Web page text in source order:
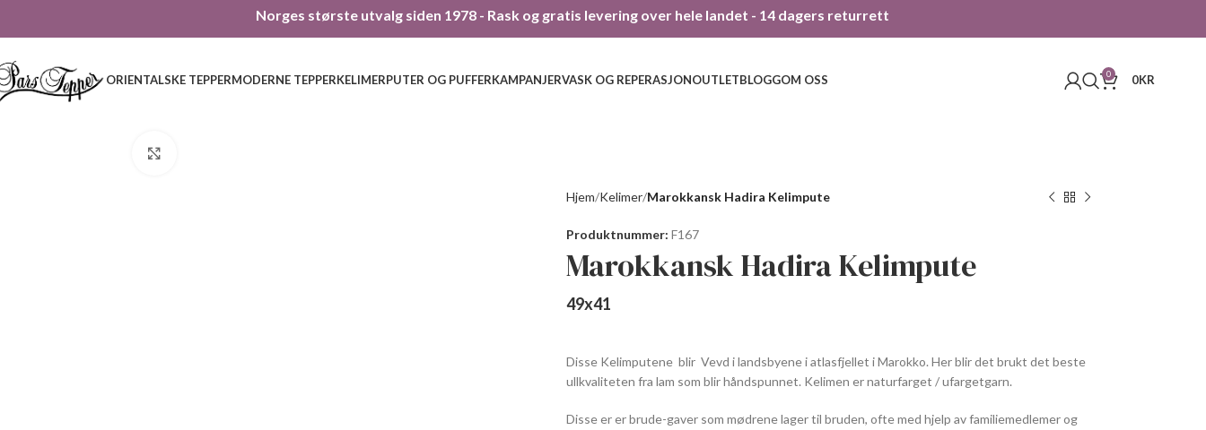
Norges største utvalg siden 1978 - Rask og gratis levering over hele landet - 14 dagers returrett
ORIENTALSKE TEPPERMODERNE TEPPERKELIMERPUTER OG PUFFERKAMPANJERVASK OG REPERASJONOUTLETBLOGGOM OSS 0 0KR
Hjem Kelimer Marokkansk Hadira Kelimpute
Produktnummer: F167
Marokkansk Hadira Kelimpute
49x41
Disse Kelimputene blir Vevd i landsbyene i atlasfjellet i Marokko. Her blir det brukt det beste
ullkvaliteten fra lam som blir håndspunnet. Kelimen er naturfarget / ufargetgarn.
Disse er er brude-gaver som mødrene lager til bruden, ofte med hjelp av familiemedlemer og